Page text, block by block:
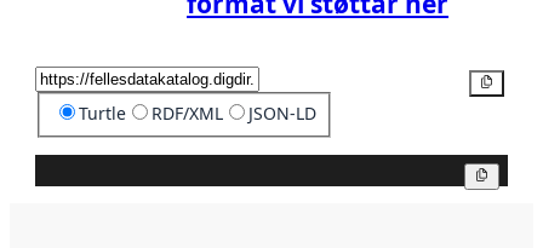
Turtle RDF/XML JSON-LD